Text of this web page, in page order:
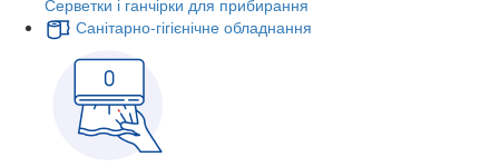
Санітарно-гігієнічне обладнання